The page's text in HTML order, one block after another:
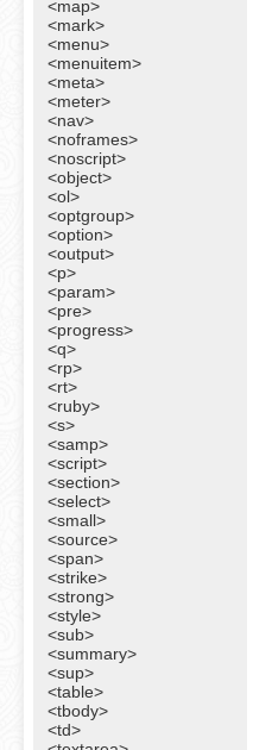
<map>
<mark>
<menu>
<menuitem>
<meta>
<meter>
<nav>
<noframes>
<noscript>
<object>
<ol>
<optgroup>
<option>
<output>
<p>
<param>
<pre>
<progress>
<q>
<rp>
<rt>
<ruby>
<s>
<samp>
<script>
<section>
<select>
<small>
<source>
<span>
<strike>
<strong>
<style>
<sub>
<summary>
<sup>
<table>
<tbody>
<td>